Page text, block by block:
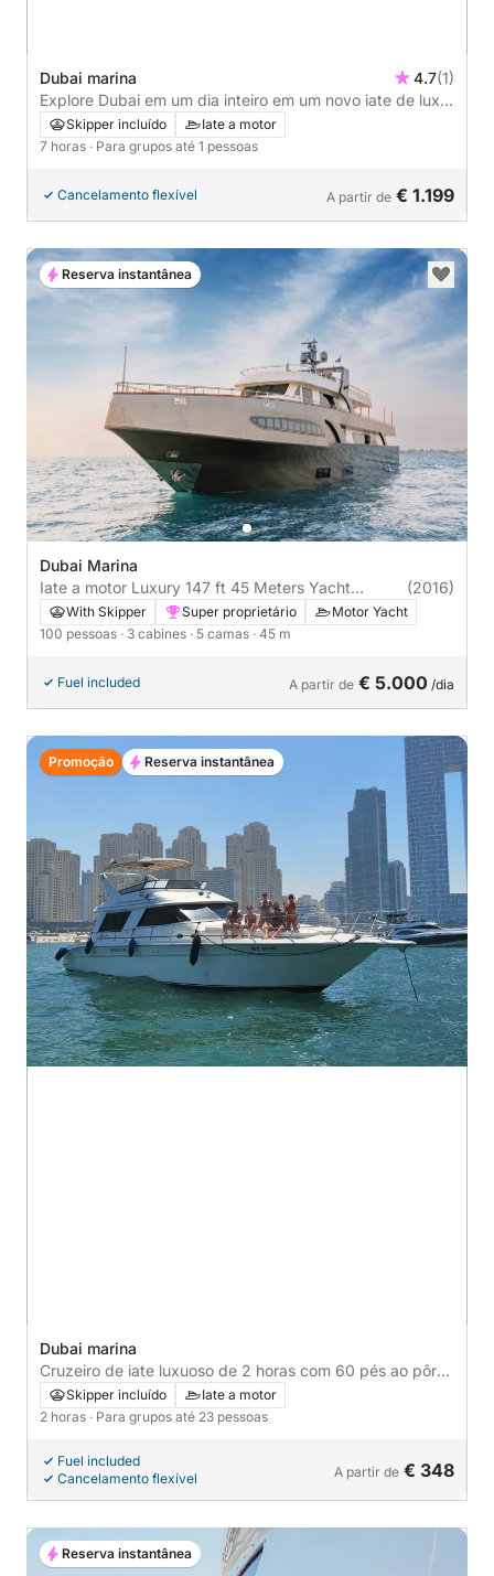
Dubai marina 4.7(1)
Explore Dubai em um dia inteiro em um novo iate de luxo
2024. Jet ski 1900 CC grátis em 2025. Pesca grátis |
Natação | Refrescos | Churrasqueira grátis.
Skipper incluído
Iate a motor
7 horas · Para grupos até 1 pessoas
Cancelamento flexível A partir de € 1.199
Dubai Marina
Iate a motor Luxury 147 ft 45 Meters Yacht
1000cv
(2016)
With Skipper Super proprietário
Motor Yacht
100 pessoas · 3 cabines · 5 camas · 45 m
Fuel included A partir de € 5.000 /dia
Reserva instantânea
Dubai marina
Cruzeiro de iate luxuoso de 2 horas com 60 pés ao pôr
do sol para até 20 pessoas para descobrir o litoral de
Dubai
Skipper incluído
Iate a motor
2 horas · Para grupos até 23 pessoas
Fuel included
Cancelamento flexível
A partir de € 348
Promoção Reserva instantânea
Reserva instantânea